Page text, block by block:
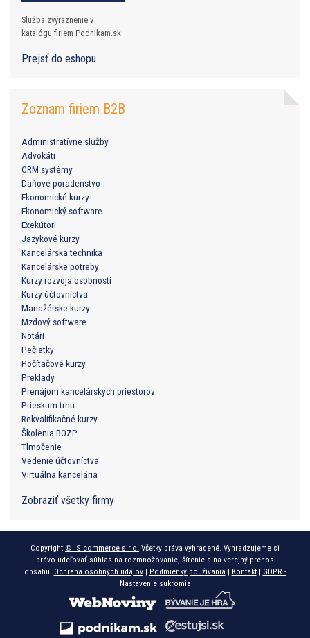
Služba zvýraznenie v
katalógu firiem Podnikam.sk
Prejsť do eshopu
Zoznam firiem B2B
Administratívne služby
Advokáti
CRM systémy
Daňové poradenstvo
Ekonomické kurzy
Ekonomický software
Exekútori
Jazykové kurzy
Kancelárska technika
Kancelárske potreby
Kurzy rozvoja osobnosti
Kurzy účtovníctva
Manažérske kurzy
Mzdový software
Notári
Pečiatky
Počítačové kurzy
Preklady
Prenájom kancelárskych priestorov
Prieskum trhu
Rekvalifikačné kurzy
Školenia BOZP
Tlmočenie
Vedenie účtovníctva
Virtuálna kancelária
Zobraziť všetky firmy
Copyright © iSicommerce s.r.o. Všetky práva vyhradené. Vyhradzujeme si
právo udeľovať súhlas na rozmnožovanie, šírenie a na verejný prenos
obsahu. Ochrana osobných údajov| Podmienky používania | Kontakt| GDPR -
Nastavenie sukromia